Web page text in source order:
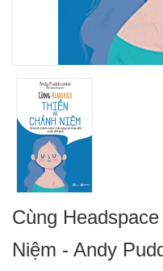
Cùng
Niệm - Andy